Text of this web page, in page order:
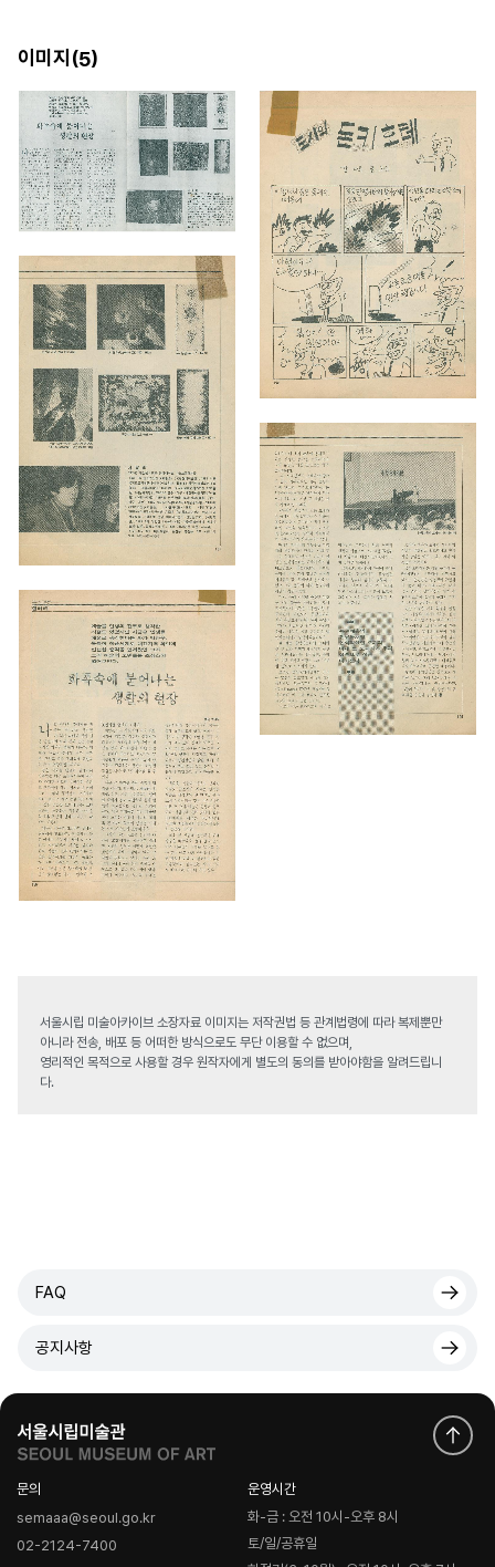
이미지(5)
서울시립 미술아카이브 소장자료 이미지는 저작권법 등 관계법령에 따라 복제뿐만
아니라 전송, 배포 등 어떠한 방식으로도 무단 이용할 수 없으며,
영리적인 목적으로 사용할 경우 원작자에게 별도의 동의를 받아야함을 알려드립니
다.
FAQ
공지사항
문의
semaaa@seoul.go.kr
02-2124-7400
운영시간
화-금 : 오전 10시-오후 8시
토/일/공휴일